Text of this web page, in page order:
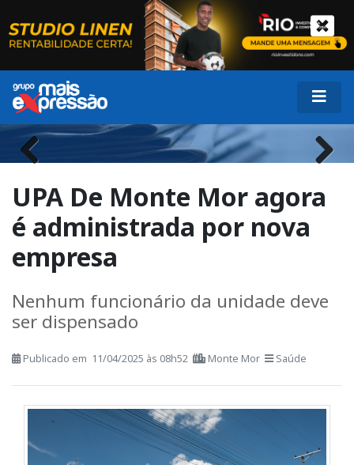
Previous Next
UPA De Monte Mor agora
é administrada por nova
empresa
Nenhum funcionário da unidade deve
ser dispensado